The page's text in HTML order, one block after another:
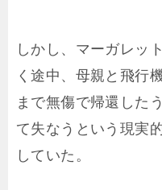
しかし、マーガレッ
く途中、母親と飛行
まで無傷で帰還した
て失なうという現実
していた。